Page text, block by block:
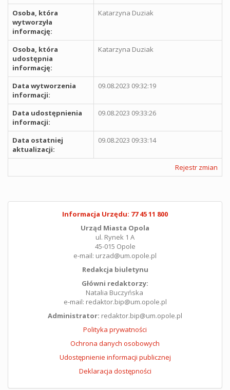
Osoba, która
wytworzyła
informację:
Katarzyna Duziak
Osoba, która
udostępnia
informację:
Katarzyna Duziak
Data wytworzenia
informacji:
09.08.2023 09:32:19
Data udostępnienia
informacji:
09.08.2023 09:33:26
Data ostatniej
aktualizacji:
09.08.2023 09:33:14
Rejestr zmian
Informacja Urzędu: 77 45 11 800
Urząd Miasta Opola
ul. Rynek 1 A
45-015 Opole
e-mail: urzad@um.opole.pl
Redakcja biuletynu
Główni redaktorzy:
Natalia Buczyńska
e-mail: redaktor.bip@um.opole.pl
Administrator: redaktor.bip@um.opole.pl
Polityka prywatności
Ochrona danych osobowych
Udostępnienie informacji publicznej
Deklaracja dostępności